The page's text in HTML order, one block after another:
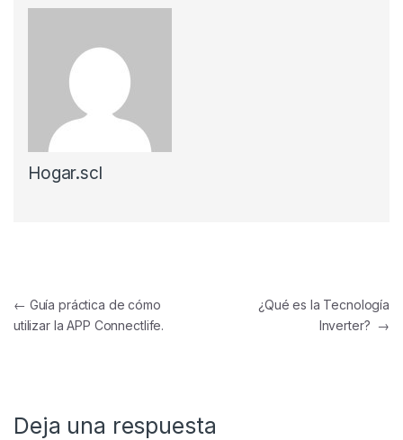
Hogar.scl
Navegación de entradas
← Guía práctica de cómo
utilizar la APP Connectlife.
¿Qué es la Tecnología
Inverter? →
Deja una respuesta